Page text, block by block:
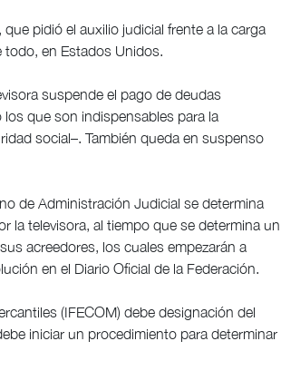
pidió el auxilio judicial frente a la carga
todo, en Estados Unidos.
suspende el pago de deudas
que son indispensables para la
social–. También queda en suspenso
de Administración Judicial se determina
la televisora, al tiempo que se determina un
acreedores, los cuales empezarán a
en el Diario Oficial de la Federación.
(IFECOM) debe designación del
iniciar un procedimiento para determinar